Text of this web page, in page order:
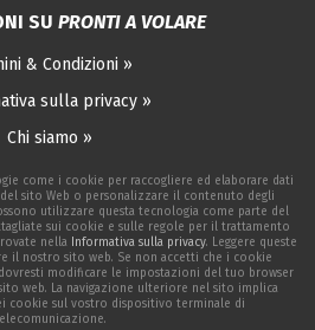
SU PRONTI A VOLARE
& Condizioni »
sulla privacy »
Chi siamo »
come i cookie per raccogliere ed elaborare dati
sito Web o personalizzare il contenuto degli
utilizzare questa tecnologia come parte del
sui cookie e sulle regole per il trattamento
nella Informativa sulla privacy. Leggere queste
il nostro sito web. Se non accetti che i cookie
modificare le impostazioni del tuo browser
web. La navigazione ulteriore nel sito implica
cookie sul vostro dispositivo terminale di